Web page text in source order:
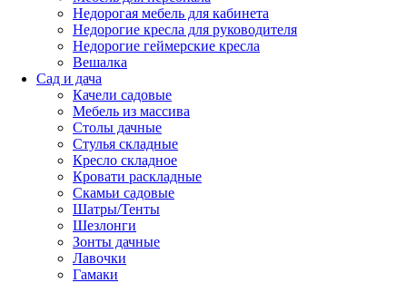
Недорогая мебель для кабинета
Недорогие кресла для руководителя
Недорогие геймерские кресла
Вешалка
Сад и дача
Качели садовые
Мебель из массива
Столы дачные
Стулья складные
Кресло складное
Кровати раскладные
Скамьи садовые
Шатры/Тенты
Шезлонги
Зонты дачные
Лавочки
Гамаки